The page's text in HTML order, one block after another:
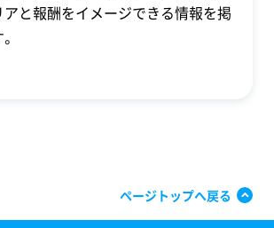
と報酬をイメージできる情報を掲
ページトップへ戻る